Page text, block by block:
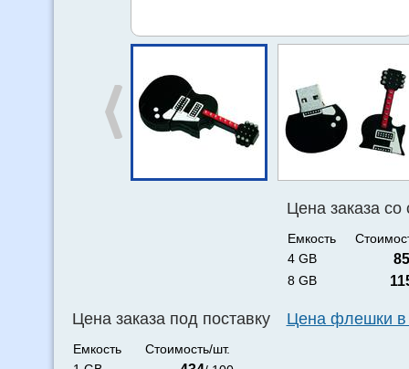
Цена заказа под поставку
Емкость
Стоимость/шт.
Цена заказа со
Емкость
4 GB
8 GB
Цена флешки в